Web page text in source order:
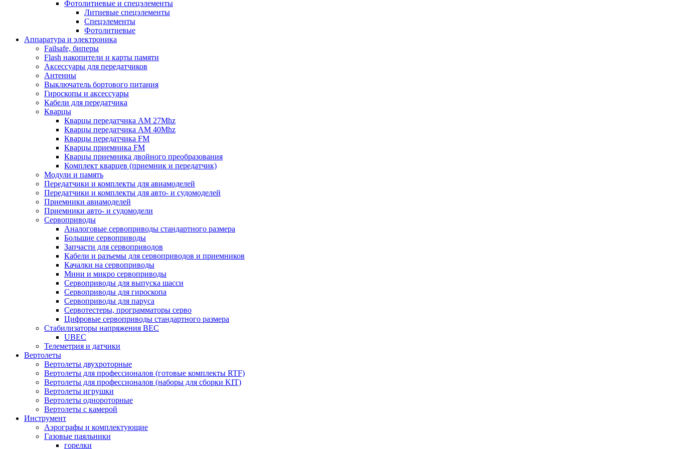
Фотолитиевые и спецэлементы
Литиевые спецэлементы
Спецэлементы
Фотолитиевые
Аппаратура и электроника
Failsafe, биперы
Flash накопители и карты памяти
Аксессуары для передатчиков
Антенны
Выключатель бортового питания
Гироскопы и аксессуары
Кабели для передатчика
Кварцы
Кварцы передатчика AM 27Mhz
Кварцы передатчика AM 40Mhz
Кварцы передатчика FM
Кварцы приемника FM
Кварцы приемника двойного преобразования
Комплект кварцев (приемник и передатчик)
Модули и память
Передатчики и комплекты для авиамоделей
Передатчики и комплекты для авто- и судомоделей
Приемники авиамоделей
Приемники авто- и судомодели
Сервоприводы
Аналоговые сервоприводы стандартного размера
Большие сервоприводы
Запчасти для сервоприводов
Кабели и разъемы для сервоприводов и приемников
Качалки на сервоприводы
Мини и микро сервоприводы
Сервоприводы для выпуска шасси
Сервоприводы для гироскопа
Сервоприводы для паруса
Сервотестеры, программаторы серво
Цифровые сервоприводы стандартного размера
Стабилизаторы напряжения BEC
UBEC
Телеметрия и датчики
Вертолеты
Вертолеты двухроторные
Вертолеты для профессионалов (готовые комплекты RTF)
Вертолеты для профессионалов (наборы для сборки KIT)
Вертолеты игрушки
Вертолеты однороторные
Вертолеты с камерой
Инструмент
Аэрографы и комплектующие
Газовые паяльники
горелки